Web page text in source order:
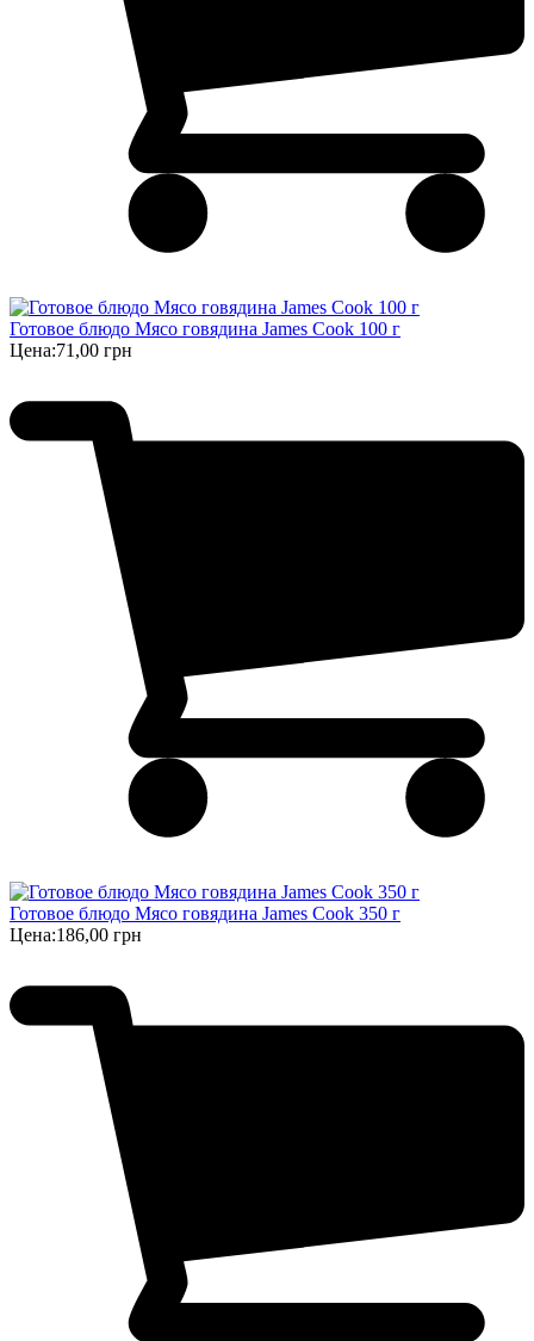
Готовое блюдо Мясо говядина James Cook 100 г
Цена:71,00 грн
Готовое блюдо Мясо говядина James Cook 350 г
Цена:186,00 грн